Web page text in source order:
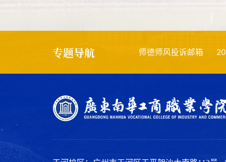
专题导航
实习备案 师德师风投诉邮箱 2026年高